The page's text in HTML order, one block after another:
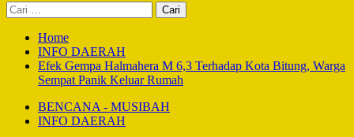
Cari
untuk:
Home
INFO DAERAH
Efek Gempa Halmahera M 6,3 Terhadap Kota Bitung, Warga
Sempat Panik Keluar Rumah
BENCANA - MUSIBAH
INFO DAERAH